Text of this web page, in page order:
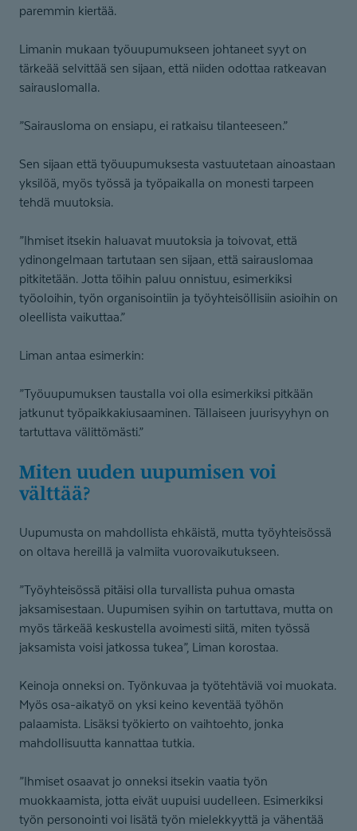
paremmin kiertää.
Limanin mukaan työuupumukseen johtaneet syyt on
tärkeää selvittää sen sijaan, että niiden odottaa ratkeavan
sairauslomalla.
”Sairausloma on ensiapu, ei ratkaisu tilanteeseen.”
Sen sijaan että työuupumuksesta vastuutetaan ainoastaan
yksilöä, myös työssä ja työpaikalla on monesti tarpeen
tehdä muutoksia.
”Ihmiset itsekin haluavat muutoksia ja toivovat, että
ydinongelmaan tartutaan sen sijaan, että sairauslomaa
pitkitetään. Jotta töihin paluu onnistuu, esimerkiksi
työoloihin, työn organisointiin ja työyhteisöllisiin asioihin on
oleellista vaikuttaa.”
Liman antaa esimerkin:
”Työuupumuksen taustalla voi olla esimerkiksi pitkään
jatkunut työpaikkakiusaaminen. Tällaiseen juurisyyhyn on
tartuttava välittömästi.”
Miten uuden uupumisen voi
välttää?
Uupumusta on mahdollista ehkäistä, mutta työyhteisössä
on oltava hereillä ja valmiita vuorovaikutukseen.
”Työyhteisössä pitäisi olla turvallista puhua omasta
jaksamisestaan. Uupumisen syihin on tartuttava, mutta on
myös tärkeää keskustella avoimesti siitä, miten työssä
jaksamista voisi jatkossa tukea”, Liman korostaa.
Keinoja onneksi on. Työnkuvaa ja työtehtäviä voi muokata.
Myös osa-aikatyö on yksi keino keventää työhön
palaamista. Lisäksi työkierto on vaihtoehto, jonka
mahdollisuutta kannattaa tutkia.
”Ihmiset osaavat jo onneksi itsekin vaatia työn
muokkaamista, jotta eivät uupuisi uudelleen. Esimerkiksi
työn personointi voi lisätä työn mielekkyyttä ja vähentää